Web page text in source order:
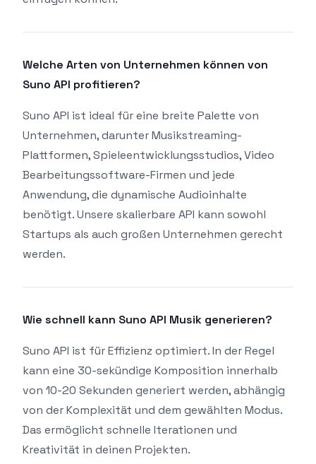
Welche Arten von Unternehmen können von
Suno API profitieren?
Suno API ist ideal für eine breite Palette von
Unternehmen, darunter Musikstreaming-
Plattformen, Spieleentwicklungsstudios, Video
Bearbeitungssoftware-Firmen und jede
Anwendung, die dynamische Audioinhalte
benötigt. Unsere skalierbare API kann sowohl
Startups als auch großen Unternehmen gerecht
werden.
Wie schnell kann Suno API Musik generieren?
Suno API ist für Effizienz optimiert. In der Regel
kann eine 30-sekündige Komposition innerhalb
von 10-20 Sekunden generiert werden, abhängig
von der Komplexität und dem gewählten Modus.
Das ermöglicht schnelle Iterationen und
Kreativität in deinen Projekten.